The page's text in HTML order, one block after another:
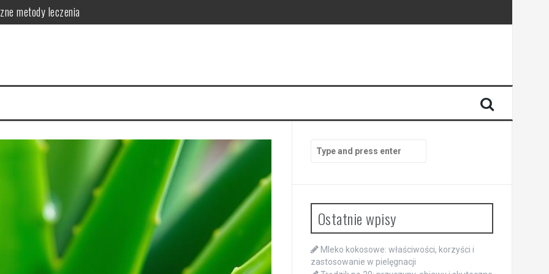
metody leczenia
skórę
skuteczna pielęgnacja
działanie i zastosowanie
for:
Ostatnie wpisy
Mleko kokosowe: właściwości, korzyści i
zastosowanie w pielęgnacji